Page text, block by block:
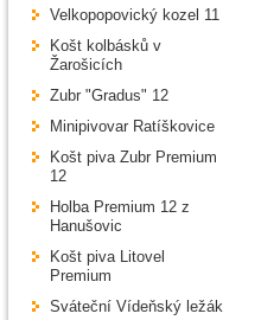
Velkopopovický kozel 11
Košt kolbásků v
Žarošicích
Zubr "Gradus" 12
Minipivovar Ratíškovice
Košt piva Zubr Premium
12
Holba Premium 12 z
Hanušovic
Košt piva Litovel
Premium
Sváteční Vídeňský ležák